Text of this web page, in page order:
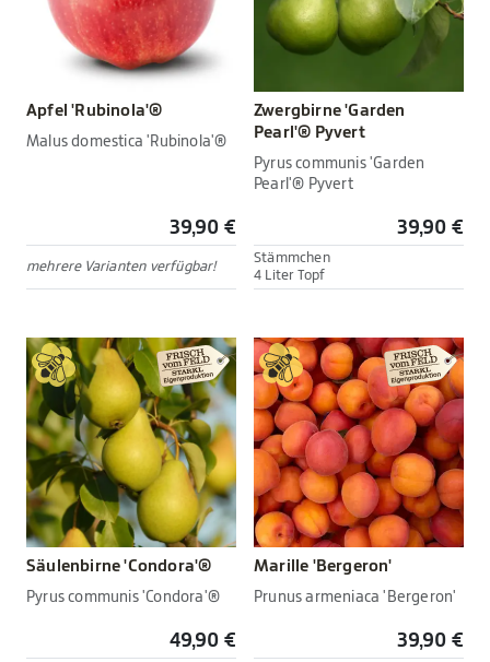
Apfel 'Rubinola'®
Malus domestica 'Rubinola'®
39,90 €
mehrere Varianten verfügbar!
Zwergbirne 'Garden
Pearl'® Pyvert
Pyrus communis 'Garden
Pearl'® Pyvert
39,90 €
Stämmchen
4 Liter Topf
Säulenbirne 'Condora'®
Pyrus communis 'Condora'®
49,90 €
Marille 'Bergeron'
Prunus armeniaca 'Bergeron'
39,90 €